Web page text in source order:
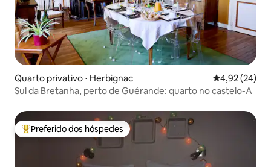
Quarto privativo ⋅ Herbignac 4,92 de uma
4,92 (24)
Sul da Bretanha, perto de Guérande: quarto no castelo-A
Entre os melhores preferidos dos hóspedes
Preferido dos hóspedes